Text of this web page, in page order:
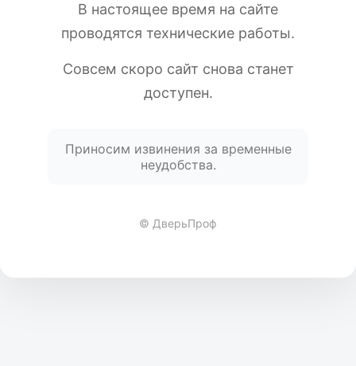
В настоящее время на сайте
проводятся технические работы.
Совсем скоро сайт снова станет
доступен.
Приносим извинения за временные
неудобства.
© ДверьПроф